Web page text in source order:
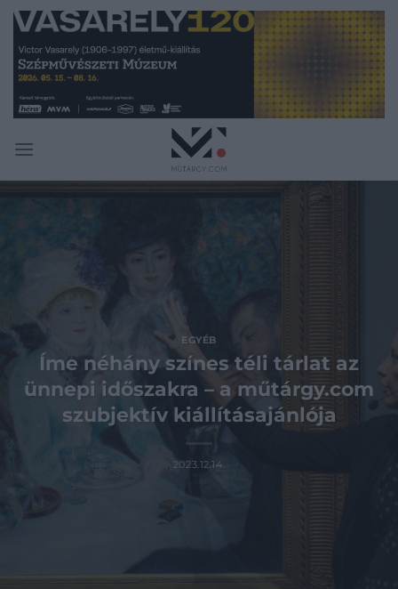
Skip
content
EGYÉB
Íme néhány színes téli tárlat az
ünnepi időszakra – a műtárgy.com
szubjektív kiállításajánlója
2023.12.14.